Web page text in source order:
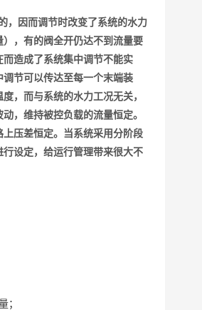
，因而调节时改变了系统的水力
，有的阀全开仍达不到流量要
造成了系统集中调节不能实
节可以传达至每一个末端装
，而与系统的水力工况无关，
，维持被控负载的流量恒定。
压差恒定。当系统采用分阶段
设定，给运行管理带来很大不
；